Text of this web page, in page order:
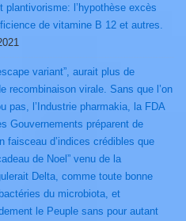
plantivorisme: l’hypothèse excès
de vitamine B 12 et autres.
aurait plus de
recombinaison virale. Sans que l’on
pas, l’Industrie pharmakia, la FDA
Gouvernements préparent de
faisceau d’indices crédibles que
de Noel” venu de la
Delta, comme toute bonne
du microbiota, et
le Peuple sans pour autant